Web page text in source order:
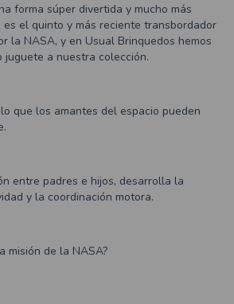
forma súper divertida y mucho más
es el quinto y más reciente transbordador
la NASA, y en Usual Brinquedos hemos
juguete a nuestra colección.
que los amantes del espacio pueden
entre padres e hijos, desarrolla la
y la coordinación motora.
misión de la NASA?